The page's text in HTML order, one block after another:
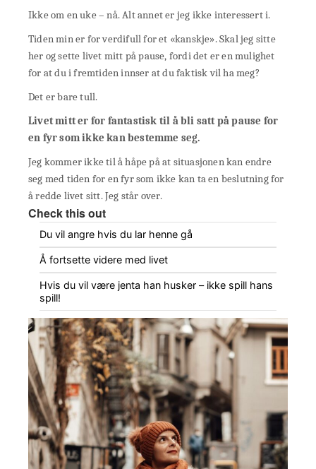
Ikke om en uke – nå. Alt annet er jeg ikke interessert i.
Tiden min er for verdifull for et «kanskje». Skal jeg sitte
her og sette livet mitt på pause, fordi det er en mulighet
for at du i fremtiden innser at du faktisk vil ha meg?
Det er bare tull.
Livet mitt er for fantastisk til å bli satt på pause for
en fyr som ikke kan bestemme seg.
Jeg kommer ikke til å håpe på at situasjonen kan endre
seg med tiden for en fyr som ikke kan ta en beslutning for
å redde livet sitt. Jeg står over.
Check this out
Du vil angre hvis du lar henne gå
Å fortsette videre med livet
Hvis du vil være jenta han husker – ikke spill hans
spill!